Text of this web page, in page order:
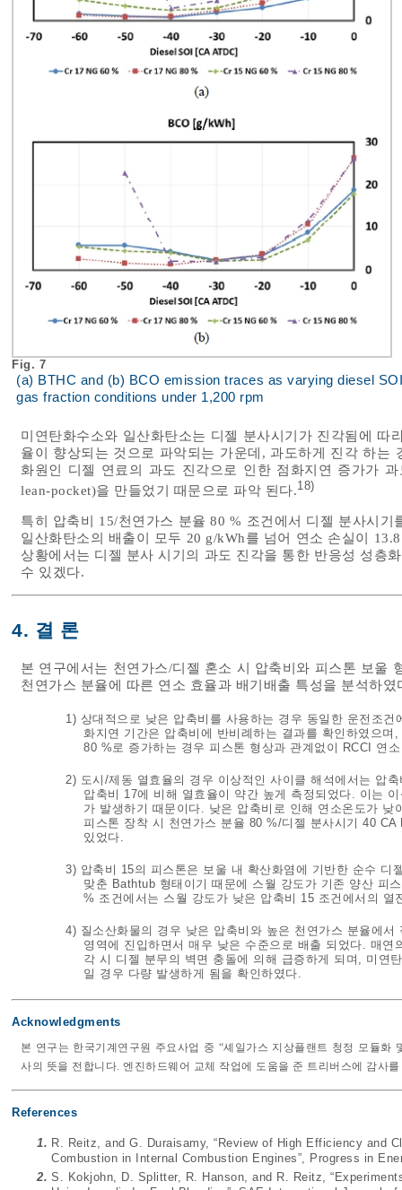
Fig. 7
(a) BTHC and (b) BCO emission traces as varying diesel
gas fraction conditions under 1,200 rpm
미연탄화수소와 일산화탄소는 디젤 분사시기가 진각됨에
율이 향상되는 것으로 파악되는 가운데, 과도하게 진각 하
화원인 디젤 연료의 과도 진각으로 인한 점화지연 증가가
lean-pocket)을 만들었기 때문으로 파악 된다.18)
특히 압축비 15/천연가스 분율 80 % 조건에서 디젤 분사시
일산화탄소의 배출이 모두 20 g/kWh를 넘어 연소 손실이
상황에서는 디젤 분사 시기의 과도 진각을 통한 반응성 성층
수 있겠다.
4. 결 론
본 연구에서는 천연가스/디젤 혼소 시 압축비와 피스톤 보울
천연가스 분율에 따른 연소 효율과 배기배출 특성을 분석하
1) 상대적으로 낮은 압축비를 사용하는 경우 동일한 운전조
화지연 기간은 압축비에 반비례하는 결과를 확인하였으
80 %로 증가하는 경우 피스톤 형상과 관계없이 RCCI 연
2) 도시/제동 열효율의 경우 이상적인 사이클 해석에서는 압
압축비 17에 비해 열효율이 약간 높게 측정되었다. 이는
가 발생하기 때문이다. 낮은 압축비로 인해 연소온도가
피스톤 장착 시 천연가스 분율 80 %/디젤 분사시기 40
있었다.
3) 압축비 15의 피스톤은 보울 내 확산화염에 기반한 순수
맞춘 Bathtub 형태이기 때문에 스월 강도가 기존 양산 피
% 조건에서는 스월 강도가 낮은 압축비 15 조건에서의
4) 질소산화물의 경우 낮은 압축비와 높은 천연가스 분율에
영역에 진입하면서 매우 낮은 수준으로 배출 되었다. 매
각 시 디젤 분무의 벽면 충돌에 의해 급증하게 되며, 미연
일 경우 다량 발생하게 됨을 확인하였다.
Acknowledgments
본 연구는 한국기계연구원 주요사업 중 “셰일가스 지상플랜트 청정 모듈
사의 뜻을 전합니다. 엔진하드웨어 교체 작업에 도움을 준 트리버스에 감사
References
1. R. Reitz, and G. Duraisamy, “Review of High Efficiency and
Combustion in Internal Combustion Engines”, Progress in
2. S. Kokjohn, D. Splitter, R. Hanson, and R. Reitz,